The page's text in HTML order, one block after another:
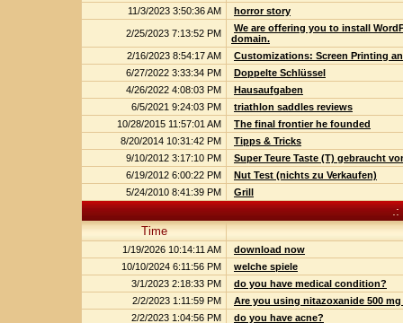
11/3/2023 3:50:36 AM
horror story
2/25/2023 7:13:52 PM
We are offering you to install
domain.
2/16/2023 8:54:17 AM
Customizations: Screen Printing
6/27/2022 3:33:34 PM
Doppelte Schlüssel
4/26/2022 4:08:03 PM
Hausaufgaben
6/5/2021 9:24:03 PM
triathlon saddles reviews
10/28/2015 11:57:01 AM
The final frontier he founded
8/20/2014 10:31:42 PM
Tipps & Tricks
9/10/2012 3:17:10 PM
Super Teure Taste (T) gebraucht
6/19/2012 6:00:22 PM
Nut Test (nichts zu Verkaufen)
5/24/2010 8:41:39 PM
Grill
.:
Time
1/19/2026 10:14:11 AM
download now
10/10/2024 6:11:56 PM
welche spiele
3/1/2023 2:18:33 PM
do you have medical condition?
2/2/2023 1:11:59 PM
Are you using nitazoxanide 500
2/2/2023 1:04:56 PM
do you have acne?